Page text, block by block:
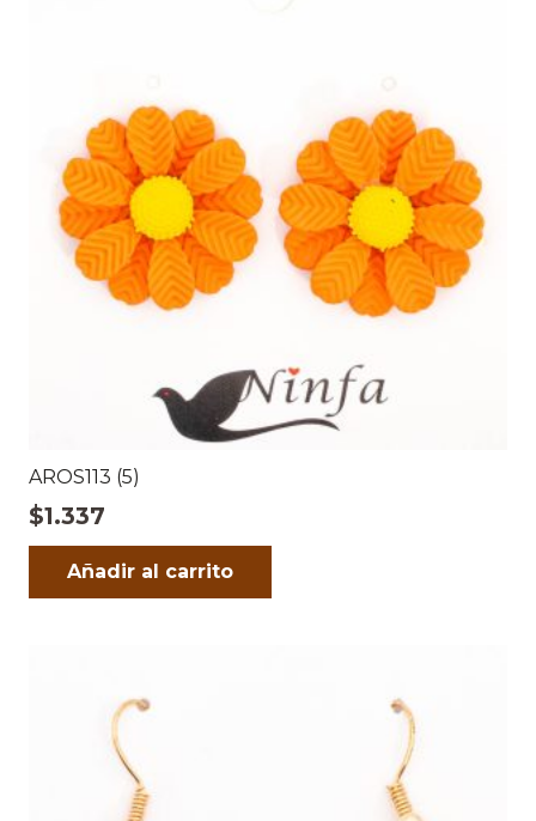
AROS113 (5)
$1.337
Añadir al carrito